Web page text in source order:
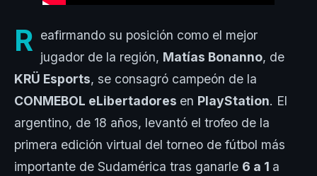
R eafirmando su posición como el mejor
jugador de la región, Matías Bonanno, de
KRÜ Esports, se consagró campeón de la
CONMEBOL eLibertadores en PlayStation. El
argentino, de 18 años, levantó el trofeo de la
primera edición virtual del torneo de fútbol más
importante de Sudamérica tras ganarle 6 a 1 a